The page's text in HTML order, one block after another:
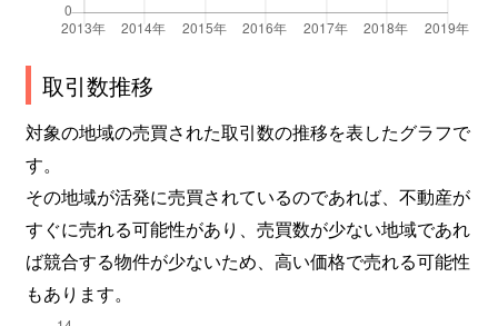
取引数推移
対象の地域の売買された取引数の推移を表したグラフで
す。
その地域が活発に売買されているのであれば、不動産が
すぐに売れる可能性があり、売買数が少ない地域であれ
ば競合する物件が少ないため、高い価格で売れる可能性
もあります。